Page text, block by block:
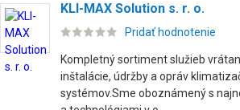
KLI-MAX Solution s. r. o.
Pridať hodnotenie
Kompletný sortiment služieb
inštalácie, údržby a opráv
systémov.Sme oboznámený s